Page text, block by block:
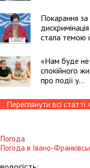
Покарання
стала темою
«Нам буде не
спокійного
про події у...
Переглянути всі статті
Погода
Погода в Івано-